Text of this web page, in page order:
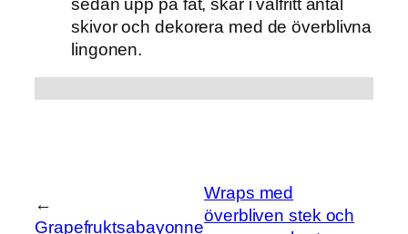
sedan upp på fat, skär i valfritt antal
skivor och dekorera med de överblivna
lingonen.
←
Grapefruktsabayonne
Wraps med
överbliven stek och